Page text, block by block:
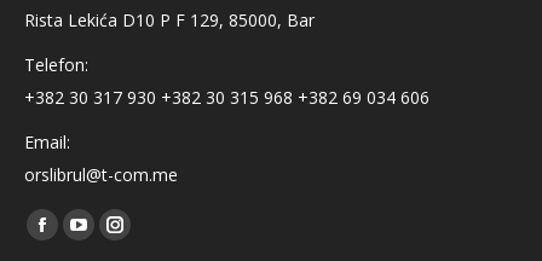
Rista Lekića D10 P F 129, 85000, Bar
Telefon:
+382 30 317 930 +382 30 315 968 +382 69 034 606
Email:
orslibrul@t-com.me
Find us on:
Facebook
YouTubeInstagram